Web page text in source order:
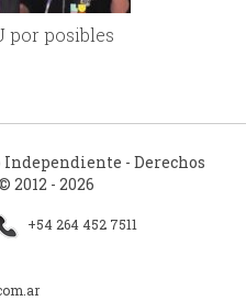
por posibles
- Derechos
2012 - 2026
+54 264 452 7511